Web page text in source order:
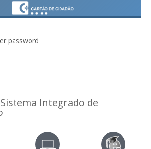
password
Integrado de